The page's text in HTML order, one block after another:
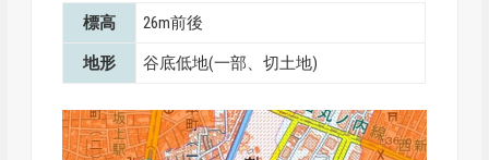
標高 26m前後
地形 谷底低地(一部、切土地)